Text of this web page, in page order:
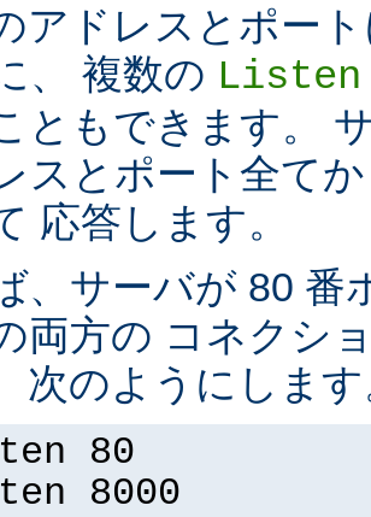
アドレスとポー
、 複数の Listen
ともできます。
スとポート全て
応答します。
、サーバが 80 番
両方の コネクシ
次のようにしま
80
8000